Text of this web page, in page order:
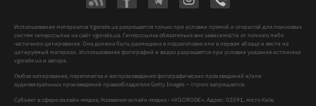
Использование материалов Vgorode.ua разрешается только при условии прямой и открытой для поисковых
систем гиперссылки на сайт vgorode.ua. Гиперссылка обязательна вне зависимости от полного либо
частичного цитирования. Она должна быть размещена в подзаголовке или в первом абзаце и вести на
цитируемый материал. Использование фотографий и видео разрешается при условии указания источника
vgorode.ua и автора.
Любое копирование, перепечатка и воспроизведение фотографических произведений и/или
аудиовизуальных произведений правообладателя Getty Images – строго запрещается.
Субъект в сфере онлайн-медиа, Название онлайн-медиа - «VGORODE», Адрес: 02091, місто Київ,